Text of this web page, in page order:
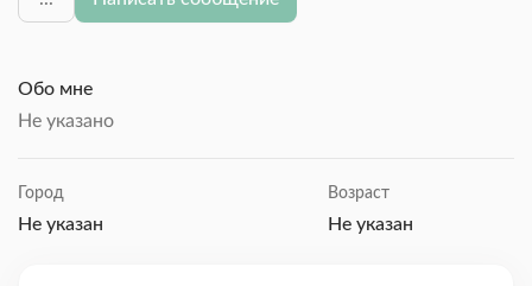
Обо мне
Не указано
Город
Не указан
Возраст
Не указан